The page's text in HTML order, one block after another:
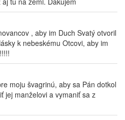
, aby im Duch Svatý otvoril
k nebeskému Otcovi, aby im
moju švagrinú, aby sa Pán dotkol
jej manželovi a vymaniť sa z